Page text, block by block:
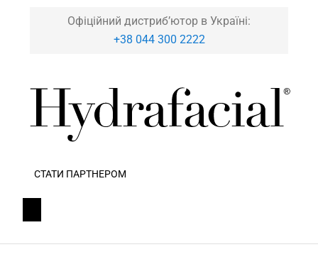
Офіційний дистриб’ютор в Україні:
+38 044 300 2222
СТАТИ ПАРТНЕРОМ